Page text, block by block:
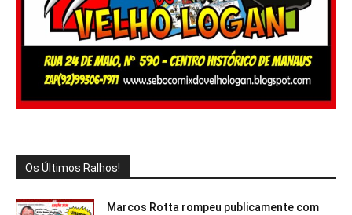
Os Últimos Ralhos!
Marcos Rotta rompeu publicamente com